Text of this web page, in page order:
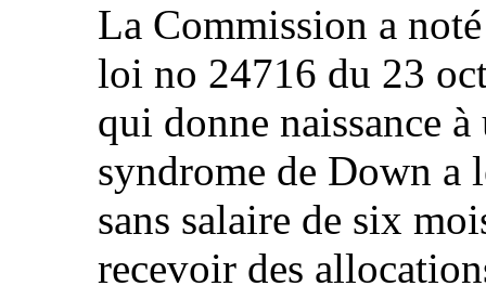
La Commission a
loi no 24716 du 23
qui donne naissance
syndrome de Down a
sans salaire de six
recevoir des